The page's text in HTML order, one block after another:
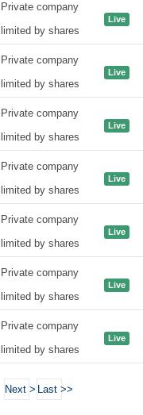
Private company
limited by shares
Live
Private company
limited by shares
Live
Private company
limited by shares
Live
Private company
limited by shares
Live
Private company
limited by shares
Live
Private company
limited by shares
Live
Private company
limited by shares
Live
Next > Last >>